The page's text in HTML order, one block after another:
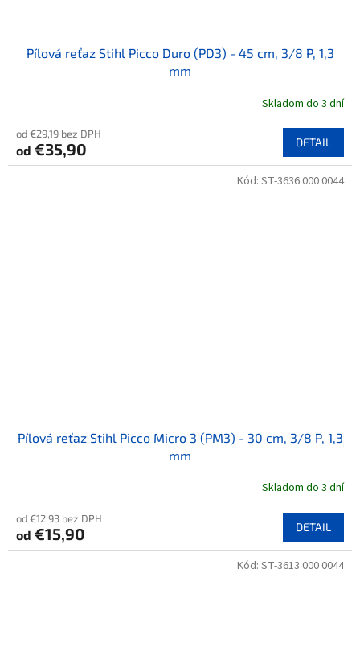
Pílová reťaz Stihl Picco Duro (PD3) - 45 cm, 3/8 P, 1,3
mm
Skladom do 3 dní
od €29,19 bez DPH
od €35,90 DETAIL
Pílová reťaz Stihl Picco Micro 3 (PM3) - 30 cm, 3/8 P, 1,3
mm
Skladom do 3 dní
od €12,93 bez DPH
od €15,90 DETAIL
Kód: ST-3636 000 0044
Kód: ST-3613 000 0044